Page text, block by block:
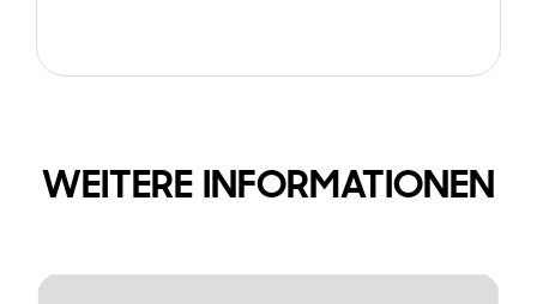
WEITERE INFORMATIONEN